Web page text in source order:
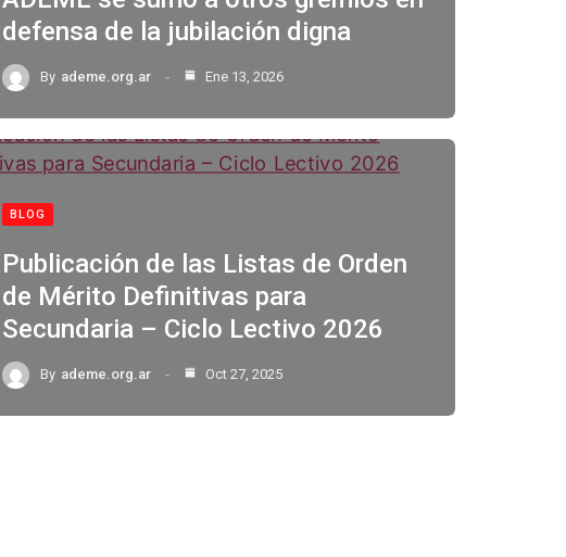
defensa de la jubilación digna
By ademe.org.ar Ene 13, 2026
BLOG
Publicación de las Listas de Orden
de Mérito Definitivas para
Secundaria – Ciclo Lectivo 2026
By ademe.org.ar Oct 27, 2025